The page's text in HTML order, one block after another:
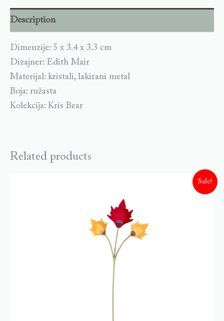
Description
Dimenzije: 5 x 3.4 x 3.3 cm
Dizajner: Edith Mair
Materijal: kristali, lakirani metal
Boja: ružasta
Kolekcija: Kris Bear
Related products
Sale!